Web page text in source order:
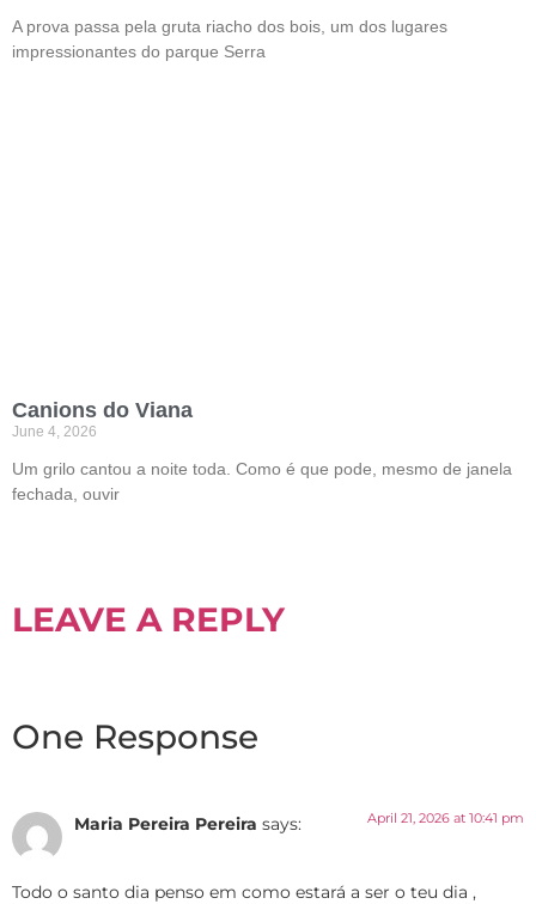
A prova passa pela gruta riacho dos bois, um dos lugares
impressionantes do parque Serra
Canions do Viana
June 4, 2026
Um grilo cantou a noite toda. Como é que pode, mesmo de janela
fechada, ouvir
LEAVE A REPLY
One Response
Maria Pereira Pereira says: April 21, 2026 at 10:41 pm
Todo o santo dia penso em como estará a ser o teu dia ,